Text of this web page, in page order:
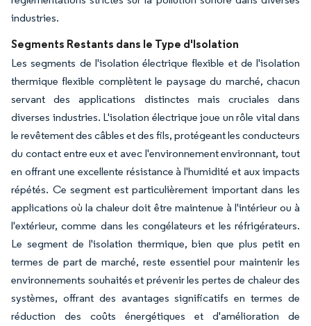
industries.
Segments Restants dans le Type d'Isolation
Les segments de l'isolation électrique flexible et de l'isolation
thermique flexible complètent le paysage du marché, chacun
servant des applications distinctes mais cruciales dans
diverses industries. L'isolation électrique joue un rôle vital dans
le revêtement des câbles et des fils, protégeant les conducteurs
du contact entre eux et avec l'environnement environnant, tout
en offrant une excellente résistance à l'humidité et aux impacts
répétés. Ce segment est particulièrement important dans les
applications où la chaleur doit être maintenue à l'intérieur ou à
l'extérieur, comme dans les congélateurs et les réfrigérateurs.
Le segment de l'isolation thermique, bien que plus petit en
termes de part de marché, reste essentiel pour maintenir les
environnements souhaités et prévenir les pertes de chaleur des
systèmes, offrant des avantages significatifs en termes de
réduction des coûts énergétiques et d'amélioration de